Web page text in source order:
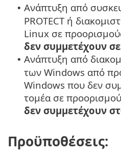
• Ανάπτυξη από
PROTECT ή
Linux σε
δεν συμμετέχουν
• Ανάπτυξη από
των Windows από
Windows που δεν
τομέα σε
δεν συμμετέχουν
Προϋποθέσεις: